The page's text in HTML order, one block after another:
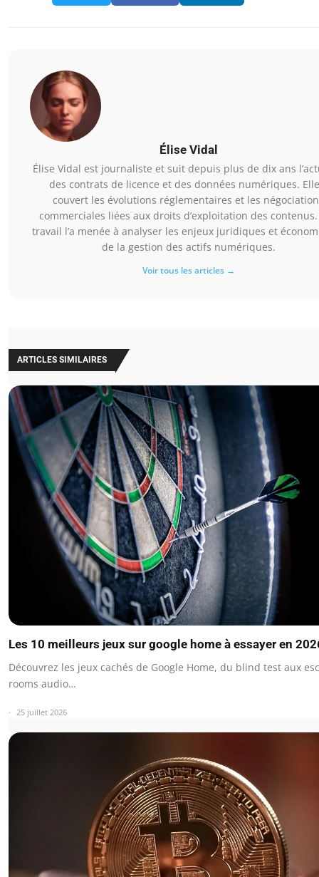
Élise Vidal
Élise Vidal est journaliste et suit depuis plus de dix ans
des contrats de licence et des données numériques.
couvert les évolutions réglementaires et les
commerciales liées aux droits d’exploitation des contenus.
travail l’a menée à analyser les enjeux juridiques et
de la gestion des actifs numériques.
Voir tous les articles →
ARTICLES SIMILAIRES
Les 10 meilleurs jeux sur google home à essayer en
Découvrez les jeux cachés de Google Home, du blind test aux
rooms audio…
25 juillet 2026